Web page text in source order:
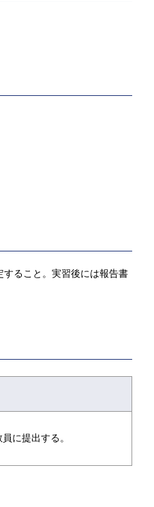
ること。実習後には報告書
に提出する。